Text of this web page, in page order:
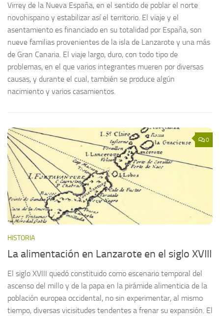
Virrey de la Nueva España, en el sentido de poblar el norte
novohispano y estabilizar así el territorio. El viaje y el
asentamiento es financiado en su totalidad por España, son
nueve familias provenientes de la isla de Lanzarote y una más
de Gran Canaria. El viaje largo, duro, con todo tipo de
problemas, en el que varios integrantes mueren por diversas
causas, y durante el cual, también se produce algún
nacimiento y varios casamientos.
0
HISTORIA
La alimentación en Lanzarote en el siglo XVIII
El siglo XVIII quedó constituido como escenario temporal del
ascenso del millo y de la papa en la pirámide alimenticia de la
población europea occidental, no sin experimentar, al mismo
tiempo, diversas vicisitudes tendentes a frenar su expansión. El